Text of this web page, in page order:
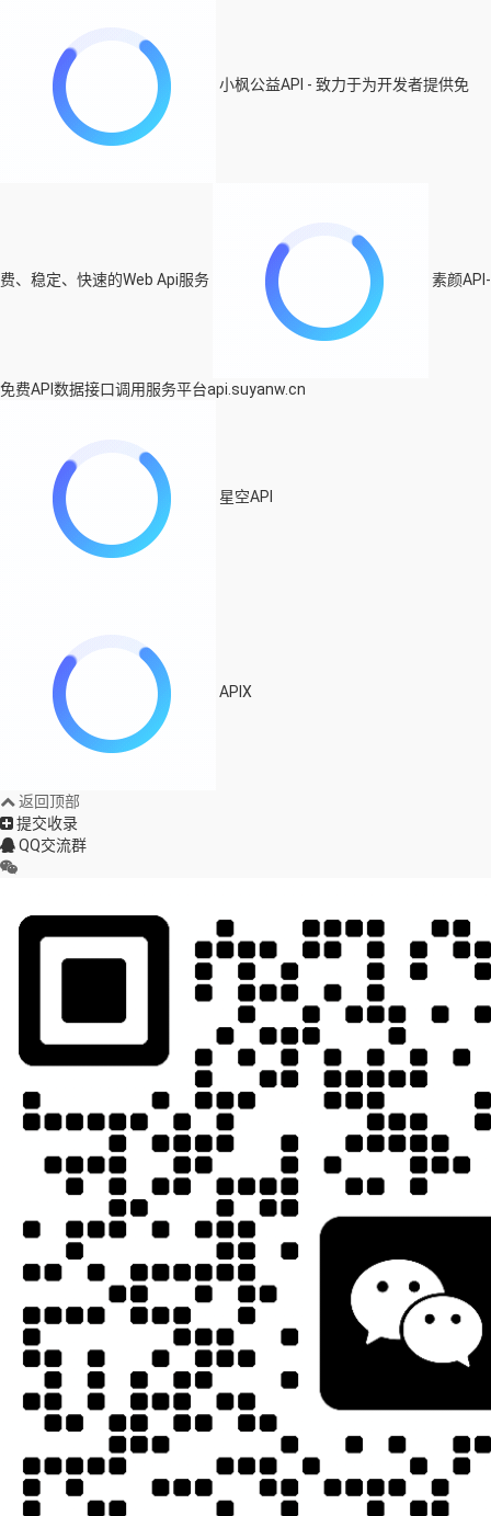
小枫公益API - 致力于为开发者提供免
费、稳定、快速的Web Api服务 素颜API-
免费API数据接口调用服务平台api.suyanw.cn
星空API
APIX
返回顶部
提交收录
QQ交流群